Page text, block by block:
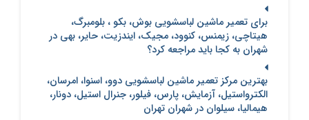
برای تعمیر ماشین لباسشویی بوش، بکو ، بلومبرگ،
هیتاچی، زیمنس، کنوود، مجیک، ایندزیت، حایر، بهی در
شهران به کجا باید مراجعه کرد؟
بهترین مرکز تعمیر ماشین لباسشویی دوو، اسنوا، امرسان،
الکترواستیل، آزمایش، پارس، فیلور، جنرال استیل، دونار،
هیمالیا، سیلوان در شهران تهران